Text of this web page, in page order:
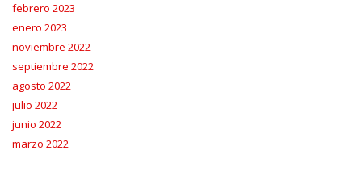
febrero 2023
enero 2023
noviembre 2022
septiembre 2022
agosto 2022
julio 2022
junio 2022
marzo 2022